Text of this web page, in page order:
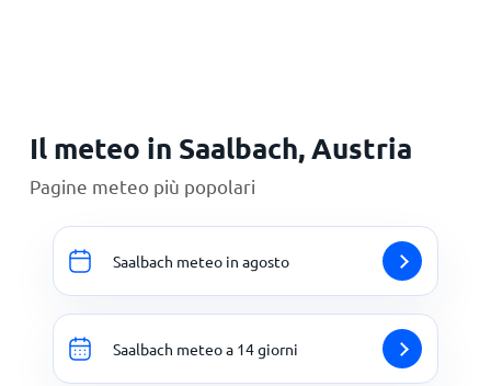
Il meteo in Saalbach, Austria
Pagine meteo più popolari
Saalbach meteo in agosto
Saalbach meteo a 14 giorni